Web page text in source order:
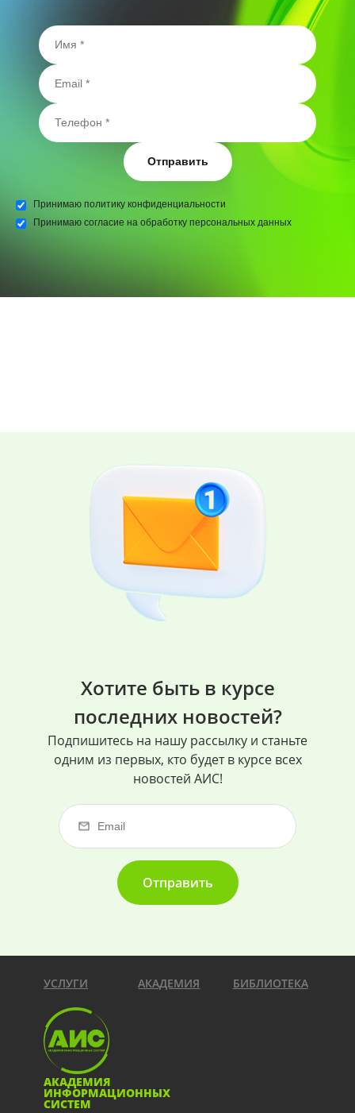
Отправить
Принимаю политику конфиденциальности
Принимаю согласие на обработку персональных данных
Хотите быть в курсе
последних новостей?
Подпишитесь на нашу рассылку и станьте
одним из первых, кто будет в курсе всех
новостей АИС!
Отправить
УСЛУГИ АКАДЕМИЯ БИБЛИОТЕКА
АКАДЕМИЯ
ИНФОРМАЦИОННЫХ
СИСТЕМ